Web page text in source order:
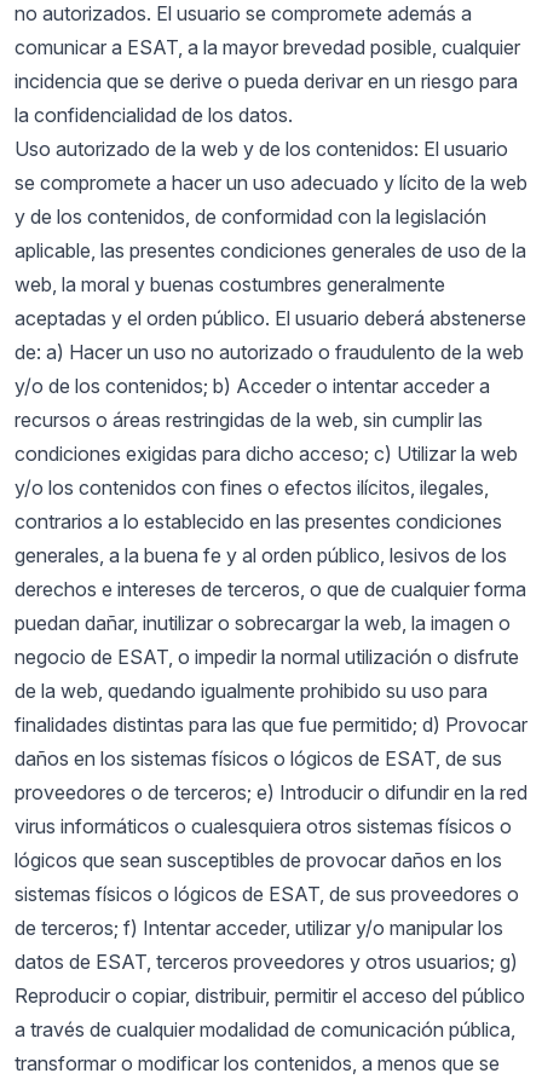
no autorizados. El usuario se compromete además a
comunicar a ESAT, a la mayor brevedad posible, cualquier
incidencia que se derive o pueda derivar en un riesgo para
la confidencialidad de los datos.
Uso autorizado de la web y de los contenidos: El usuario
se compromete a hacer un uso adecuado y lícito de la web
y de los contenidos, de conformidad con la legislación
aplicable, las presentes condiciones generales de uso de la
web, la moral y buenas costumbres generalmente
aceptadas y el orden público. El usuario deberá abstenerse
de: a) Hacer un uso no autorizado o fraudulento de la web
y/o de los contenidos; b) Acceder o intentar acceder a
recursos o áreas restringidas de la web, sin cumplir las
condiciones exigidas para dicho acceso; c) Utilizar la web
y/o los contenidos con fines o efectos ilícitos, ilegales,
contrarios a lo establecido en las presentes condiciones
generales, a la buena fe y al orden público, lesivos de los
derechos e intereses de terceros, o que de cualquier forma
puedan dañar, inutilizar o sobrecargar la web, la imagen o
negocio de ESAT, o impedir la normal utilización o disfrute
de la web, quedando igualmente prohibido su uso para
finalidades distintas para las que fue permitido; d) Provocar
daños en los sistemas físicos o lógicos de ESAT, de sus
proveedores o de terceros; e) Introducir o difundir en la red
virus informáticos o cualesquiera otros sistemas físicos o
lógicos que sean susceptibles de provocar daños en los
sistemas físicos o lógicos de ESAT, de sus proveedores o
de terceros; f) Intentar acceder, utilizar y/o manipular los
datos de ESAT, terceros proveedores y otros usuarios; g)
Reproducir o copiar, distribuir, permitir el acceso del público
a través de cualquier modalidad de comunicación pública,
transformar o modificar los contenidos, a menos que se